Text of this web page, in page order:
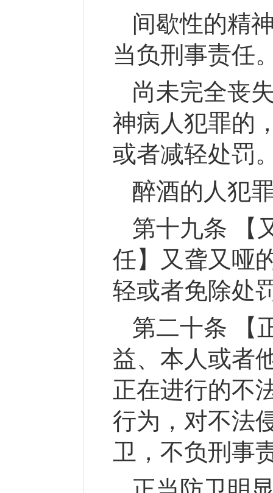
间歇性的精
当负刑事责任
尚未完全丧
神病人犯罪的
或者减轻处罚
醉酒的人犯
第十九条 【
任】又聋又哑
轻或者免除处
第二十条 【
益、本人或者
正在进行的不
行为，对不法
卫，不负刑事